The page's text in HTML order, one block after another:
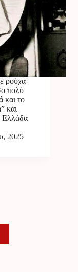
ρούχα
πολύ
και το
και
Ελλάδα
2025